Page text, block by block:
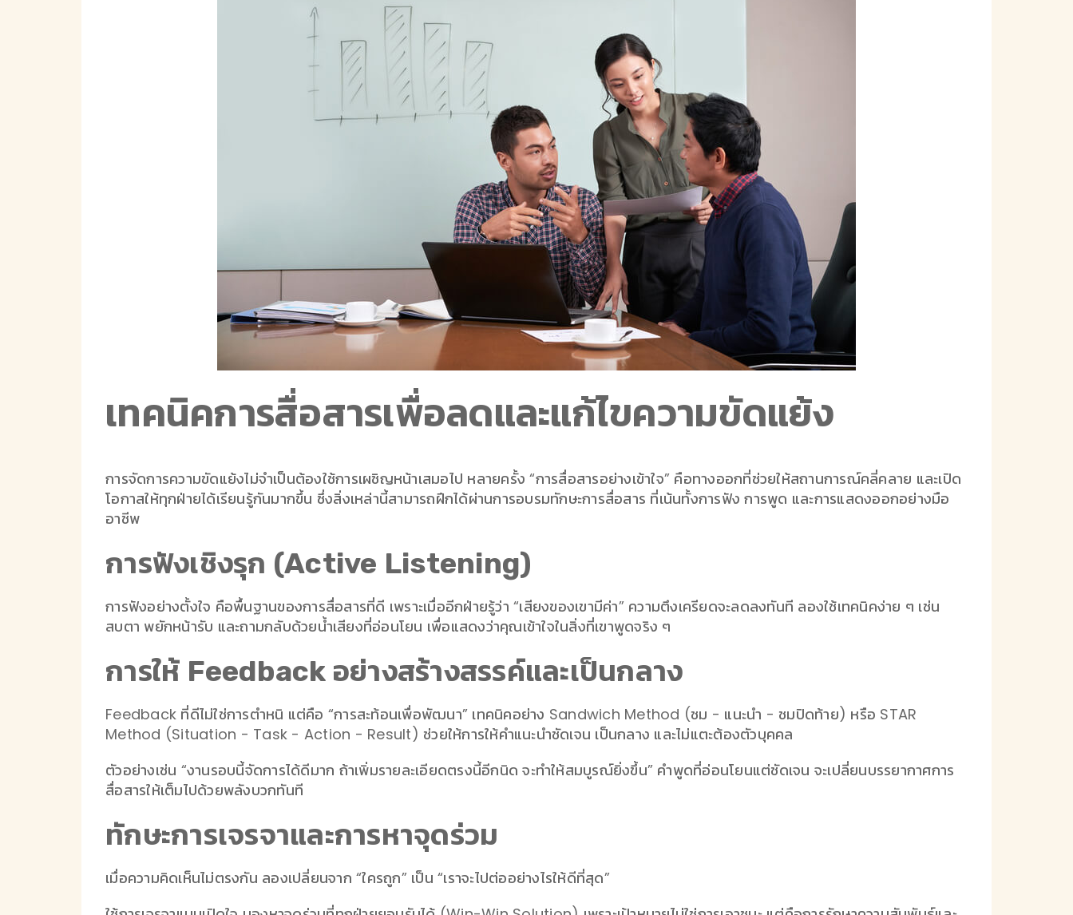
เทคนิคการสื่อสารเพื่อลดและแก้ไขความขัดแย้ง
การจัดการความขัดแย้งไม่จำเป็นต้องใช้การเผชิญหน้าเสมอไป หลายครั้ง “การสื่อสารอย่างเข้าใจ” คือทางออกที่ช่วยให้สถานการณ์คลี่คลาย และเปิด
โอกาสให้ทุกฝ่ายได้เรียนรู้กันมากขึ้น ซึ่งสิ่งเหล่านี้สามารถฝึกได้ผ่านการอบรมทักษะการสื่อสาร ที่เน้นทั้งการฟัง การพูด และการแสดงออกอย่างมือ
อาชีพ
การฟังเชิงรุก (Active Listening)
การฟังอย่างตั้งใจ คือพื้นฐานของการสื่อสารที่ดี เพราะเมื่ออีกฝ่ายรู้ว่า “เสียงของเขามีค่า” ความตึงเครียดจะลดลงทันที ลองใช้เทคนิคง่าย ๆ เช่น
สบตา พยักหน้ารับ และถามกลับด้วยน้ำเสียงที่อ่อนโยน เพื่อแสดงว่าคุณเข้าใจในสิ่งที่เขาพูดจริง ๆ
การให้ Feedback อย่างสร้างสรรค์และเป็นกลาง
Feedback ที่ดีไม่ใช่การตำหนิ แต่คือ “การสะท้อนเพื่อพัฒนา” เทคนิคอย่าง Sandwich Method (ชม - แนะนำ - ชมปิดท้าย) หรือ STAR
Method (Situation - Task - Action - Result) ช่วยให้การให้คำแนะนำชัดเจน เป็นกลาง และไม่แตะต้องตัวบุคคล
ตัวอย่างเช่น “งานรอบนี้จัดการได้ดีมาก ถ้าเพิ่มรายละเอียดตรงนี้อีกนิด จะทำให้สมบูรณ์ยิ่งขึ้น” คำพูดที่อ่อนโยนแต่ชัดเจน จะเปลี่ยนบรรยากาศการ
สื่อสารให้เต็มไปด้วยพลังบวกทันที
ทักษะการเจรจาและการหาจุดร่วม
เมื่อความคิดเห็นไม่ตรงกัน ลองเปลี่ยนจาก “ใครถูก” เป็น “เราจะไปต่ออย่างไรให้ดีที่สุด”